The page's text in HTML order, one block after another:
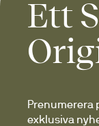
Ett
Prenumerera
exklusiva